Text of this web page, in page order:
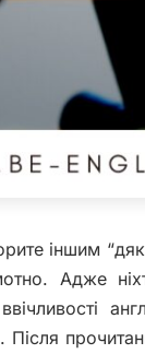
іншим
Адже
ввічливості
Після